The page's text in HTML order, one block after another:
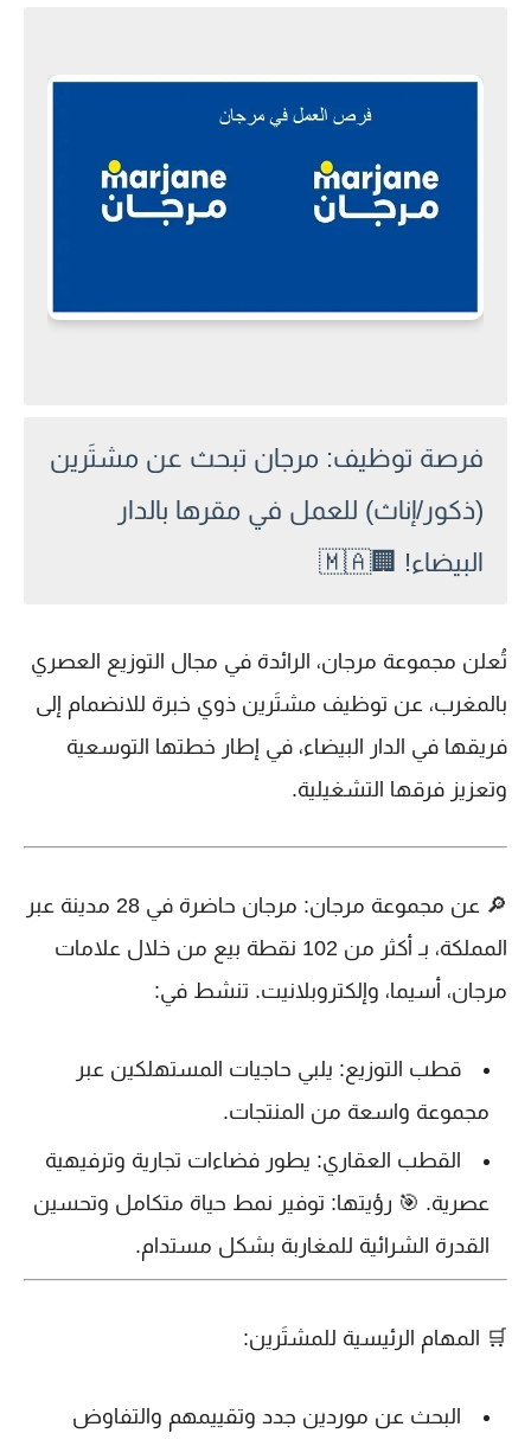
فرصة توظيف: مرجان تبحث عن مشتَرين
(ذكور/إناث) للعمل في مقرها بالدار
البيضاء! 🏢🇲🇦
تُعلن مجموعة مرجان، الرائدة في مجال التوزيع العصري
بالمغرب، عن توظيف مشتَرين ذوي خبرة للانضمام إلى
فريقها في الدار البيضاء، في إطار خطتها التوسعية
وتعزيز فرقها التشغيلية.
🔎 عن مجموعة مرجان: مرجان حاضرة في 28 مدينة
عبر
المملكة، بـ أكثر من 102 نقطة بيع
من خلال علامات
مرجان، أسيما، وإلكتروبلانيت. تنشط في:
قطب التوزيع: يلبي حاجيات المستهلكين عبر
مجموعة واسعة من المنتجات.
القطب العقاري: يطور فضاءات تجارية وترفيهية
عصرية. 🎯 رؤيتها: توفير نمط حياة متكامل وتحسين
القدرة الشرائية للمغاربة بشكل مستدام.
🛒 المهام الرئيسية للمشتَرين:
البحث عن موردين جدد وتقييمهم والتفاوض